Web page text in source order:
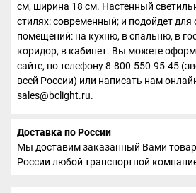
см, ширина 18 см. Настенный
стилях: современный; и подойдет
помещений: на кухню, в спальню, в
коридор, в кабинет. Вы можете
сайте, по телефону 8-800-550-95-45
всей России) или написать нам
sales@bclight.ru.
Доставка по России
Мы доставим заказанный Вами
России любой транспортной